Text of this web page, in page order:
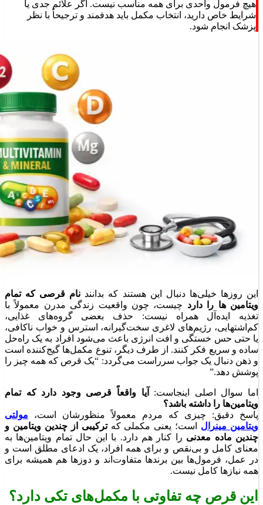
هیچ فرمول واحدی برای همه مناسب نیست. اگر علائم جدی یا
شرایط خاص دارید، انتخاب مکمل باید هدفمند و ترجیحاً با نظر
پزشک انجام شود.
این روزها خیلی‌ها دنبال این هستند که بدانند نام قرصی که تمام
ویتامین ها را دارد چیست، چون واقعیت زندگی مدرن معمولاً با
تغذیه ایده‌آل همراه نیست: حذف بعضی گروه‌های غذایی،
کم‌اشتهایی، رژیم‌های لاغری سخت‌گیرانه، استرس و خواب ناکافی،
یا حتی حس خستگی و افت انرژی باعث می‌شود افراد به یک راه‌حل
ساده و سریع فکر کنند. از طرف دیگر، تنوع مکمل‌ها گیج‌کننده است
و ذهن دنبال یک جواب سرراست می‌گردد: “یک قرص که همه چیز را
پوشش دهد.”
اما سوال اصلی اینجاست:
آیا واقعاً قرصی وجود دارد که تمام
ویتامین‌ها را داشته باشد؟
پاسخ دقیق: چیزی که مردم معمولاً منظورشان است، مولتی
ویتامین مینرال است؛ یعنی مکملی کهترکیبی از چندین ویتامین و
چندین ماده معدنی را کنار هم دارد. با این حال تمام ویتامین‌ها به
معنای کامل و بی‌نقص و برای همه افراد، یک ادعای مطلق است و
در عمل، فرمول‌ها بین برندها متفاوت‌اند و دوزها هم همیشه برای
همه نیازها کامل نیست.
این قرص چه تفاوتی با مکمل‌های تکی دارد؟